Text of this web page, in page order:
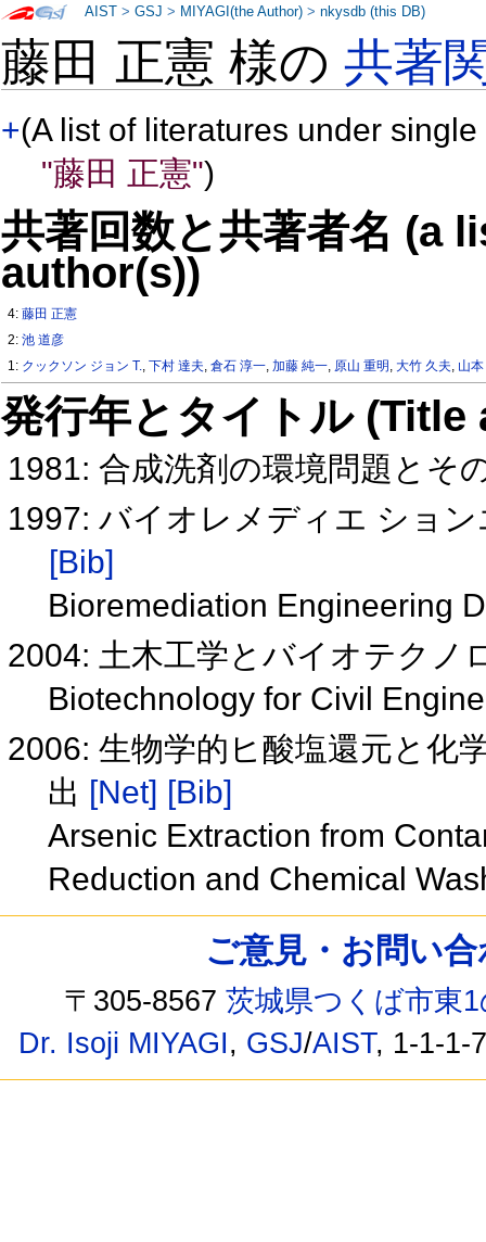
藤田 正憲 様の共著
+(A list of literatures under
"藤田 正憲")
共著回数と共著者名 (a
author(s))
4:藤田 正憲
2:池 道彦
1: クックソン ジョン T.,下村 達夫,倉石 淳一,加藤 純一, 原山 重明 ,大竹 久夫, 山
発行年とタイトル
1981: 合成洗剤の環境問題とそ
1997: バイオレメディエ ショ
[Bib]
Bioremediation Engineering
2004: 土木工学とバイオテクノ
Biotechnology for Civil
2006: 生物学的ヒ酸塩還元と化
出 [Net] [Bib]
Arsenic Extraction from
Reduction and Chemical
AIST >GSJ > MIYAGI(the Author) >nkysdb (this DB)
ご意見・お問い
〒305-8567茨城県つくば市東
Dr. Isoji MIYAGI, GSJ/AIST, 1-1-1-